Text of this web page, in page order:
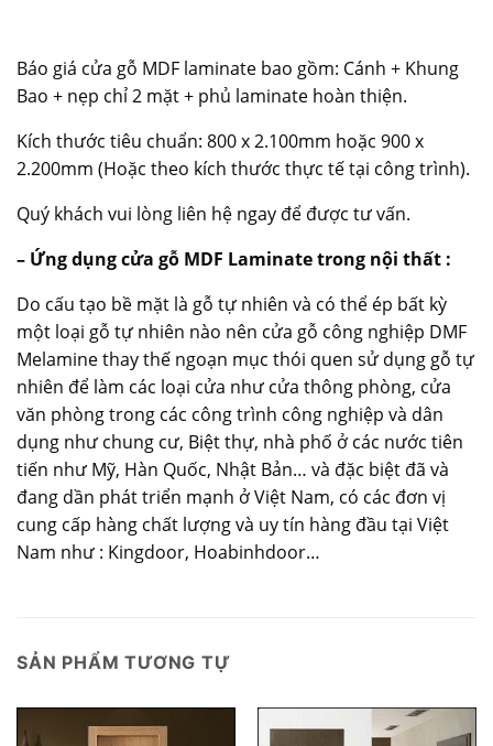
Báo giá cửa gỗ MDF laminate bao gồm: Cánh + Khung
Bao + nẹp chỉ 2 mặt + phủ laminate hoàn thiện.
Kích thước tiêu chuẩn: 800 x 2.100mm hoặc 900 x
2.200mm (Hoặc theo kích thước thực tế tại công trình).
Quý khách vui lòng liên hệ ngay để được tư vấn.
– Ứng dụng cửa gỗ MDF Laminate trong nội thất :
Do cấu tạo bề mặt là gỗ tự nhiên và có thể ép bất kỳ
một loại gỗ tự nhiên nào nên cửa gỗ công nghiệp DMF
Melamine thay thế ngoạn mục thói quen sử dụng gỗ tự
nhiên để làm các loại cửa như cửa thông phòng, cửa
văn phòng trong các công trình công nghiệp và dân
dụng như chung cư, Biệt thự, nhà phố ở các nước tiên
tiến như Mỹ, Hàn Quốc, Nhật Bản… và đặc biệt đã và
đang dần phát triển mạnh ở Việt Nam, có các đơn vị
cung cấp hàng chất lượng và uy tín hàng đầu tại Việt
Nam như : Kingdoor, Hoabinhdoor…
SẢN PHẨM TƯƠNG TỰ